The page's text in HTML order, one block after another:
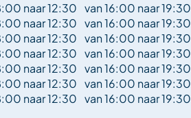
naar 12:30 van 16:00 naar 19:30
naar 12:30 van 16:00 naar 19:30
naar 12:30 van 16:00 naar 19:30
naar 12:30 van 16:00 naar 19:30
naar 12:30 van 16:00 naar 19:30
naar 12:30 van 16:00 naar 19:30
naar 12:30 van 16:00 naar 19:30